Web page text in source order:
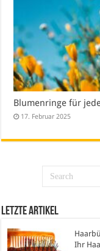
Blumenringe für
17. Februar 2025
Letzte Artikel
Ihr